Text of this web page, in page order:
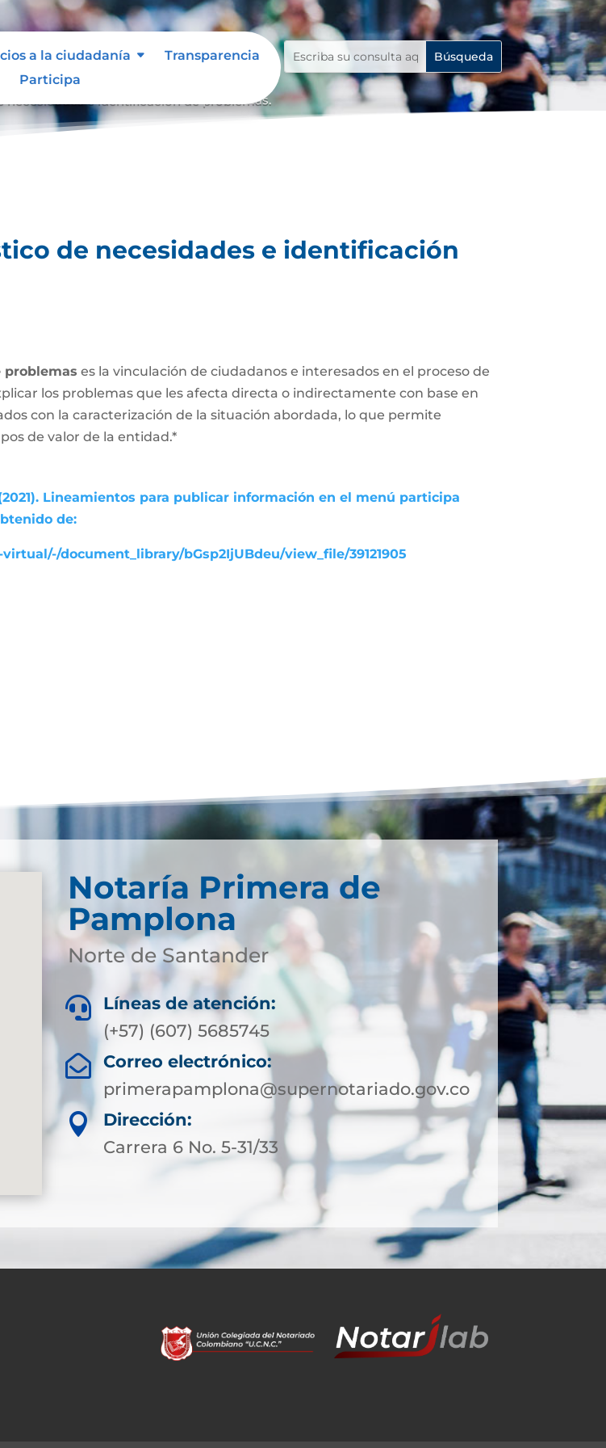
a la ciudadanía
Transparencia
Participa
e identificación de problemas.
de necesidades e identificación
problemas es la vinculación de ciudadanos e interesados en el proceso de
los problemas que les afecta directa o indirectamente con base en
con la caracterización de la situación abordada, lo que permite
de valor de la entidad.*
Lineamientos para publicar información en el menú participa
de:
document_library/bGsp2IjUBdeu/view_file/39121905
Notaría Primera de
Pamplona
Norte de Santander

Líneas de atención:
(+57) (607) 5685745

Correo electrónico:
primerapamplona@supernotariado.gov.co

Dirección:
Carrera 6 No. 5-31/33